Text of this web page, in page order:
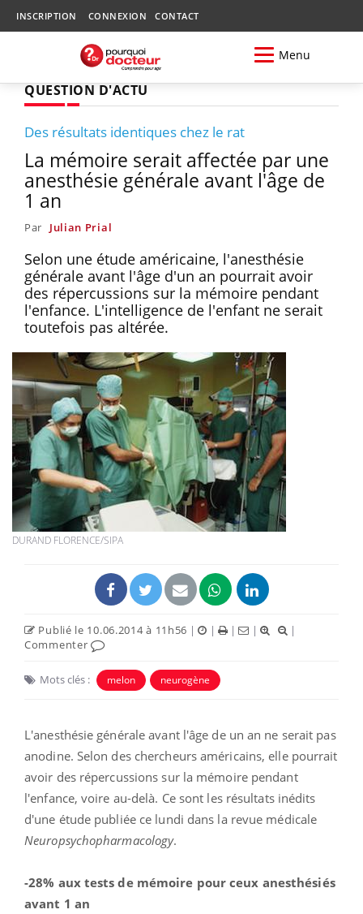
INSCRIPTION CONNEXION CONTACT
Menu
QUESTION D'ACTU
Des résultats identiques chez le rat
La mémoire serait affectée par une
anesthésie générale avant l'âge de
1 an
Par Julian Prial
Selon une étude américaine, l'anesthésie
générale avant l'âge d'un an pourrait avoir
des répercussions sur la mémoire pendant
l'enfance. L'intelligence de l'enfant ne serait
toutefois pas altérée.
DURAND FLORENCE/SIPA
Publié le 10.06.2014 à 11h56 | | | |
|
Commenter
Mots clés : melon neurogène
L'anesthésie générale avant l'âge de un an ne serait pas
anodine. Selon des chercheurs américains, elle pourrait
avoir des répercussions sur la mémoire pendant
l'enfance, voire au-delà. Ce sont les résultats inédits
d'une étude publiée ce lundi dans la revue médicale
Neuropsychopharmacology.
-28% aux tests de mémoire pour ceux anesthésiés
avant 1 an